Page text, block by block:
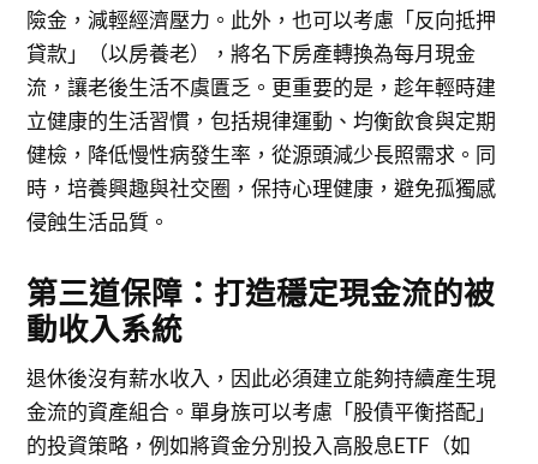
險金，減輕經濟壓力。此外，也可以考慮「反向抵押
貸款」（以房養老），將名下房產轉換為每月現金
流，讓老後生活不虞匱乏。更重要的是，趁年輕時建
立健康的生活習慣，包括規律運動、均衡飲食與定期
健檢，降低慢性病發生率，從源頭減少長照需求。同
時，培養興趣與社交圈，保持心理健康，避免孤獨感
侵蝕生活品質。
第三道保障：打造穩定現金流的被
動收入系統
退休後沒有薪水收入，因此必須建立能夠持續產生現
金流的資產組合。單身族可以考慮「股債平衡搭配」
的投資策略，例如將資金分別投入高股息ETF（如